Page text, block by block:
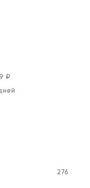
₽
276